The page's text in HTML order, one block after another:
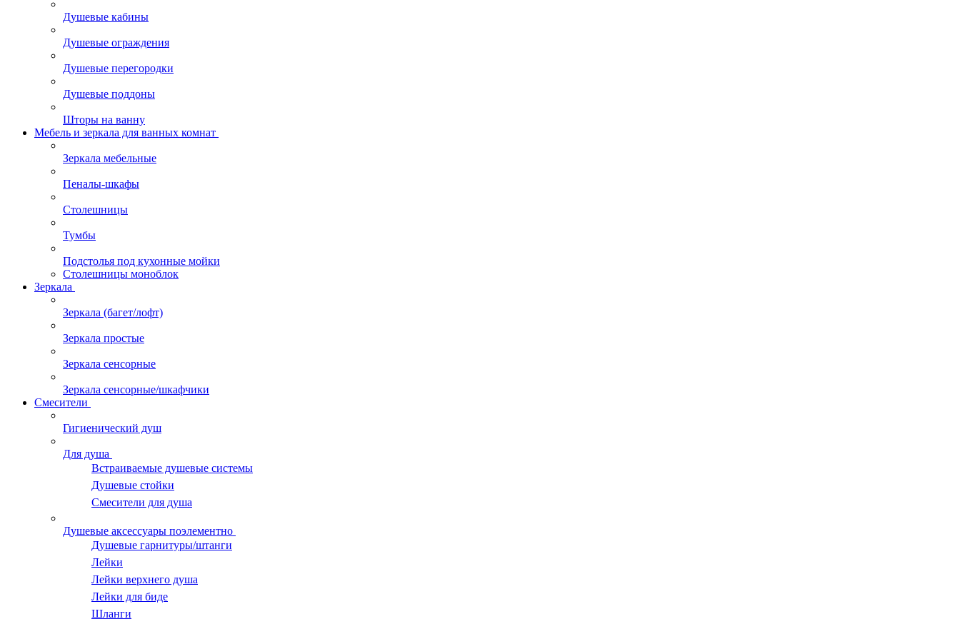
Душевые кабины
Душевые ограждения
Душевые перегородки
Душевые поддоны
Шторы на ванну
Мебель и зеркала для ванных комнат
Зеркала мебельные
Пеналы-шкафы
Столешницы
Тумбы
Подстолья под кухонные мойки
Столешницы моноблок
Зеркала
Зеркала (багет/лофт)
Зеркала простые
Зеркала сенсорные
Зеркала сенсорные/шкафчики
Смесители
Гигиенический душ
Для душа
Встраиваемые душевые системы
Душевые стойки
Смесители для душа
Душевые аксессуары поэлементно
Душевые гарнитуры/штанги
Лейки
Лейки верхнего душа
Лейки для биде
Шланги